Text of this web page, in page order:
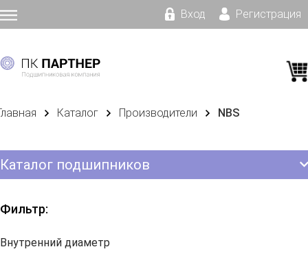
Вход Регистрация
Каталог Производители NBS
Каталог подшипников
Фильтр:
Внутренний диаметр